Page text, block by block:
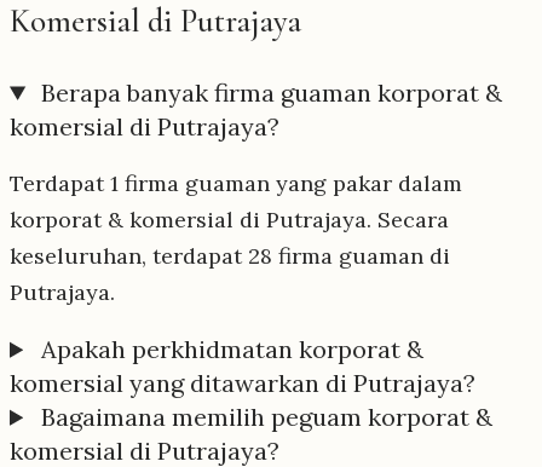
Komersial di Putrajaya
Berapa banyak firma guaman korporat &
komersial di Putrajaya?
Terdapat 1 firma guaman yang pakar dalam
korporat & komersial di Putrajaya. Secara
keseluruhan, terdapat 28 firma guaman di
Putrajaya.
Apakah perkhidmatan korporat &
komersial yang ditawarkan di Putrajaya?
Bagaimana memilih peguam korporat &
komersial di Putrajaya?